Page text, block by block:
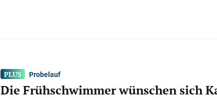
Probelauf
Die Frühschwimmer wünschen sich